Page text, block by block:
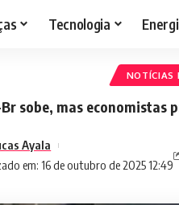
Tecnologia
NOTÍCIAS
sobe, mas economistas
em: 16 de outubro de 2025 12:49
Ayala